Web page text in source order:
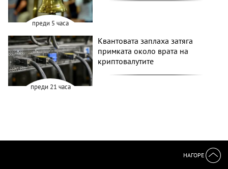
преди 5 часа
преди 21 часа
Квантовата заплаха затяга
примката около врата на
криптовалутите
НАГОРЕ